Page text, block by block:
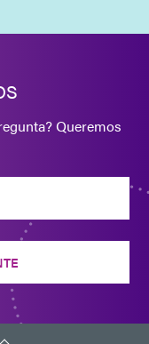
Queremos